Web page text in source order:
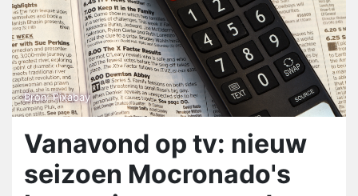
Bron: Pixabay
Vanavond op tv: nieuw
seizoen Mocronado's